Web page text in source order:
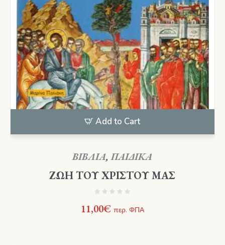
Add to Cart
ΒΙΒΛΙΑ,ΠΑΙΔΙΚΑ
ΖΩΗ ΤΟΥ ΧΡΙΣΤΟΥ ΜΑΣ
11,00€ περ. ΦΠΑ